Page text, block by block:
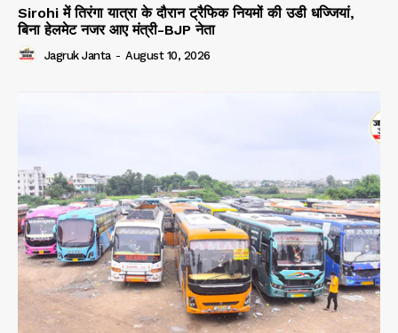
Sirohi में तिरंगा यात्रा के दौरान ट्रैफिक नियमों की उडी धज्जियां,
बिना हेलमेट नजर आए मंत्री-BJP नेता
Jagruk Janta - August 10, 2026